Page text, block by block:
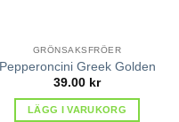
GRÖNSAKSFRÖER
Pepperoncini Greek Golden
39.00 kr
LÄGG I VARUKORG